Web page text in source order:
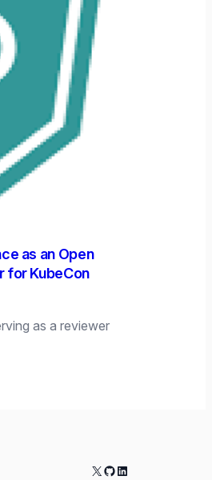
as an Open
for KubeCon
as a reviewer
X GitHubLinkedIn